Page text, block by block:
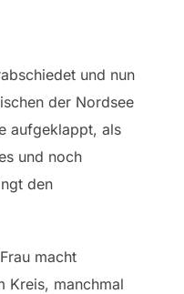
und nun
der Nordsee
aufgeklappt, als
und noch
den
macht
Kreis, manchmal